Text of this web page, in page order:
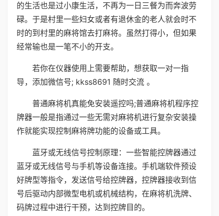
的生活也是过小康生活，不再为一日三餐为而奔波劳
碌。于是村里一些妇女或者有退休金的老人就会时不
时的到村里的麻将馆去打麻将。虽然打得小，但如果
经常输也是一笔不小的开支。
若你在仪器使用上需要帮助，想获取一对一指
导，添加微信号; kkss8691 随时交流 。
普通麻将机真能免安装遥控吗;普通麻将机程序控
牌器一般是指通过一些无需对麻将机进行复杂安装操
作就能实现控制麻将牌功能的设备或工具。
蓝牙或无线信号控制原理：一些智能控牌器通过
蓝牙或无线信号与手机等设备连接。手机端软件预设
好牌型等指令，发送信号给控牌器，控牌器接收到信
号后驱动内部微型电机或机械结构，在麻将机洗牌、
码牌过程中进行干预，达到控牌目的。